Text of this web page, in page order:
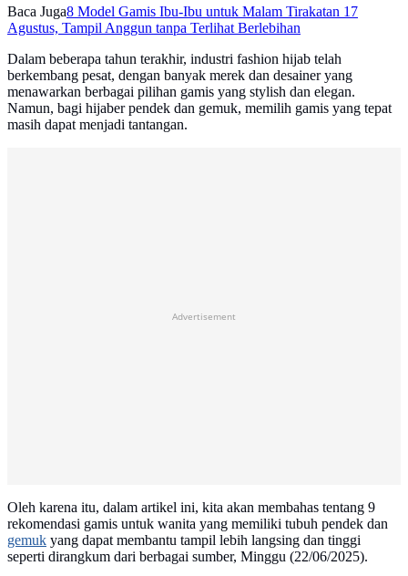
Baca Juga8 Model Gamis Ibu-Ibu untuk Malam Tirakatan 17
Agustus, Tampil Anggun tanpa Terlihat Berlebihan
Dalam beberapa tahun terakhir, industri fashion hijab telah
berkembang pesat, dengan banyak merek dan desainer yang
menawarkan berbagai pilihan gamis yang stylish dan elegan.
Namun, bagi hijaber pendek dan gemuk, memilih gamis yang tepat
masih dapat menjadi tantangan.
Advertisement
Oleh karena itu, dalam artikel ini, kita akan membahas tentang 9
rekomendasi gamis untuk wanita yang memiliki tubuh pendek dan
gemuk yang dapat membantu tampil lebih langsing dan tinggi
seperti dirangkum dari berbagai sumber, Minggu (22/06/2025).